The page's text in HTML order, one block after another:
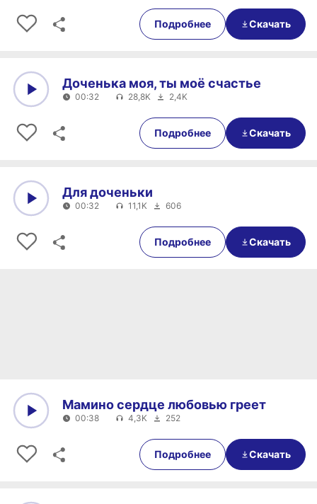
00:38
Подробнее Скачать
00:32
Доченька моя, ты моё счастье
00:32 28,8K 2,4K
Подробнее Скачать
00:32
Для доченьки
00:32 11,1K 606
Подробнее Скачать
00:38
Мамино сердце любовью греет
00:38 4,3K 252
Подробнее Скачать